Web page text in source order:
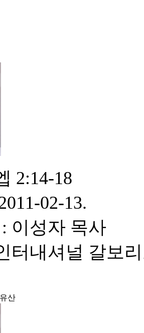
2:14-18
02-13.
이성자 목사
터내셔널 갈보
산